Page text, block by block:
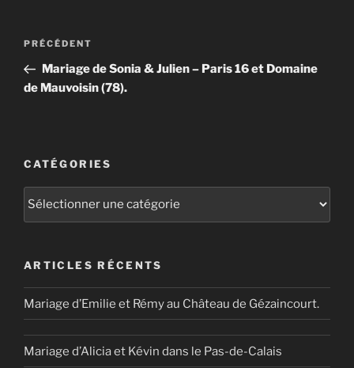
Navigation
l’article
Article
précédent
PRÉCÉDENT
Mariage de Sonia & Julien – Paris 16 et Domaine
de Mauvoisin (78).
CATÉGORIES
Catégories
ARTICLES RÉCENTS
Mariage d’Emilie et Rémy au Château de Gézaincourt.
Mariage d’Alicia et Kévin dans le Pas-de-Calais